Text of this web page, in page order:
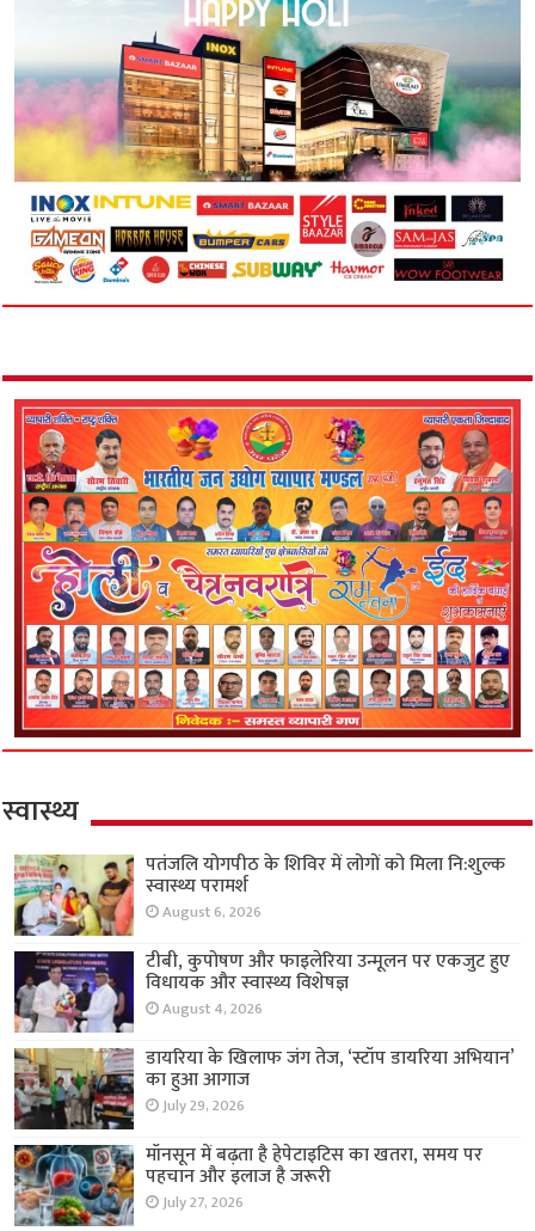
स्वास्थ्य
पतंजलि योगपीठ के शिविर में लोगों को मिला नि:शुल्क
स्वास्थ्य परामर्श
August 6, 2026
टीबी, कुपोषण और फाइलेरिया उन्मूलन पर एकजुट हुए
विधायक और स्वास्थ्य विशेषज्ञ
August 4, 2026
डायरिया के खिलाफ जंग तेज, ‘स्टॉप डायरिया अभियान’
का हुआ आगाज
July 29, 2026
मॉनसून में बढ़ता है हेपेटाइटिस का खतरा, समय पर
पहचान और इलाज है जरूरी
July 27, 2026